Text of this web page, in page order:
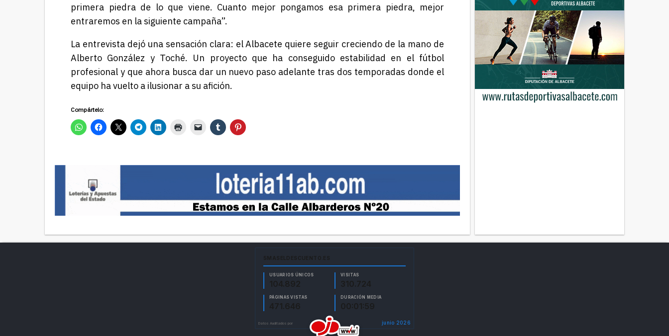
primera piedra de lo que viene. Cuanto mejor pongamos esa primera piedra, mejor
entraremos en la siguiente campaña”.
La entrevista dejó una sensación clara: el Albacete quiere seguir creciendo de la mano de
Alberto González y Toché. Un proyecto que ha conseguido estabilidad en el fútbol
profesional y que ahora busca dar un nuevo paso adelante tras dos temporadas donde el
equipo ha vuelto a ilusionar a su afición.
Compártelo: